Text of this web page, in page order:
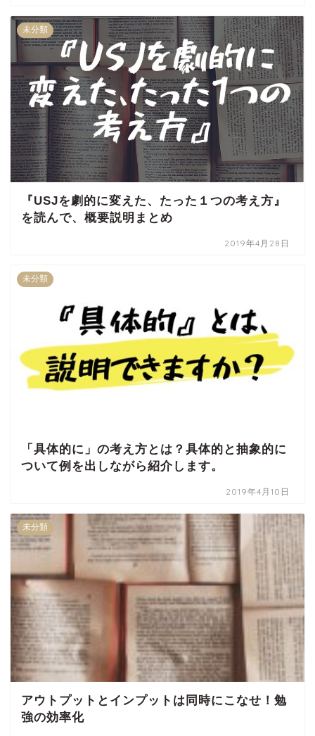
未分類
『USJを劇的に変えた、たった１つの考え方』
を読んで、概要説明まとめ
2019年4月28日
未分類
「具体的に」の考え方とは？具体的と抽象的に
ついて例を出しながら紹介します。
2019年4月10日
未分類
アウトプットとインプットは同時にこなせ！勉
強の効率化